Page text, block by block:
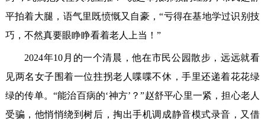
平拍着大腿，语气里既愤慨又自豪，“亏得在基地学过识别技
巧，不然真要眼睁睁看着老人上当！”
2024年10月的一个清晨，他在市民公园散步，远远就看
见两名女子围着一位拄拐老人喋喋不休，手里还递着花花绿
绿的传单。“能治百病的‘神方’？”赵舒平心里一紧，担心老人
受骗，他悄悄绕到树后，掏出手机调成静音模式录音，又借